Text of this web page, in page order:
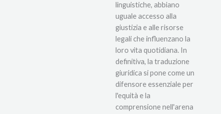
linguistiche, abbiano
uguale accesso alla
giustizia e alle risorse
legali che influenzano la
loro vita quotidiana. In
definitiva, la traduzione
giuridica si pone come un
difensore essenziale per
l'equità e la
comprensione nell'arena